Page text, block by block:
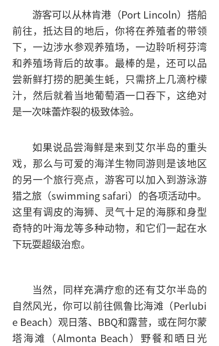
游客可以从林肯港（Port Lincoln）搭船
前往，抵达目的地后，你将在养殖者的带领
下，一边涉水参观养殖场，一边聆听柯芬湾
和养殖场背后的故事。最棒的是，还可以品
尝新鲜打捞的肥美生蚝，只需挤上几滴柠檬
汁，然后就着当地葡萄酒一口吞下，这绝对
是一次味蕾炸裂的极致体验。
如果说品尝海鲜是来到艾尔半岛的重头
戏，那么与可爱的海洋生物同游则是该地区
的另一个旅行亮点，游客可以加入到游泳游
猎之旅（swimming safari）的各项活动中。
这里有调皮的海狮、灵气十足的海豚和身型
奇特的叶海龙等多种动物，和它们一起在水
下玩耍超级治愈。
当然，同样充满疗愈的还有艾尔半岛的
自然风光，你可以前往佩鲁比海滩（Perlubi
e Beach）观日落、BBQ和露营，或在阿尔蒙
塔海滩（Almonta Beach）野餐和晒日光